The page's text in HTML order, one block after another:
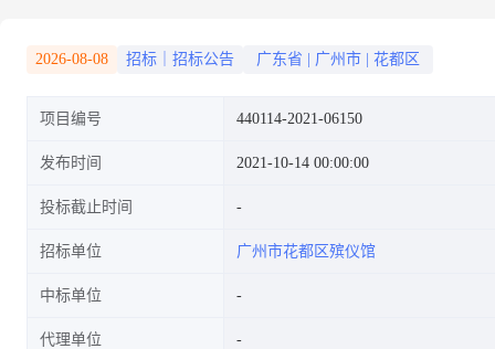
2026-08-08 招标｜招标公告 广东省 广州市 花都区
项目编号 440114-2021-06150
发布时间 2021-10-14 00:00:00
投标截止时间
招标单位 广州市花都区殡仪馆
中标单位
代理单位